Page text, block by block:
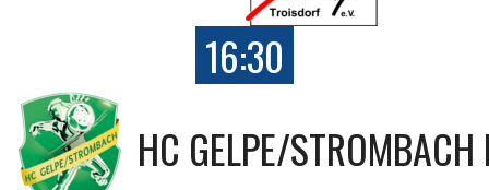
16:30
HC GELPE/STROMBACH